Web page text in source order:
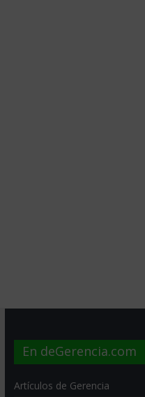
En deGerencia.com
Artículos de Gerencia